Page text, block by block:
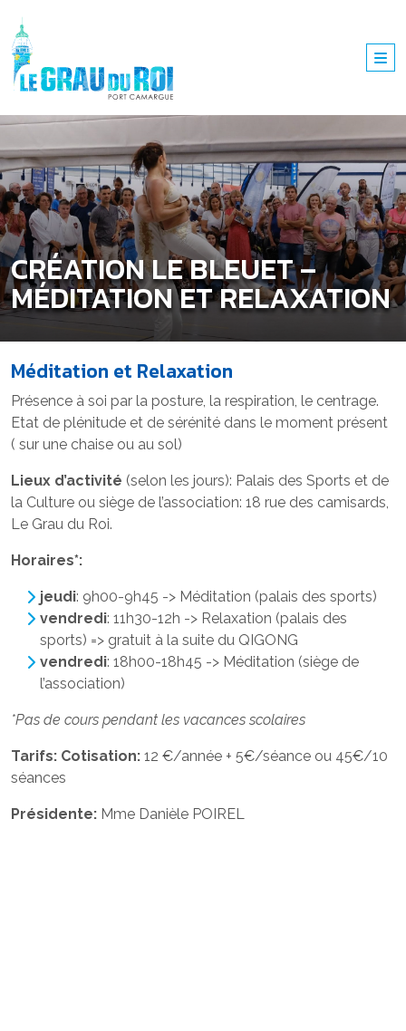
CRÉATION LE BLEUET –
MÉDITATION ET RELAXATION
Méditation et Relaxation
Présence à soi par la posture, la respiration, le centrage.
Etat de plénitude et de sérénité dans le moment présent
( sur une chaise ou au sol)
Lieux d’activité (selon les jours): Palais des Sports et de
la Culture ou siège de l’association: 18 rue des camisards,
Le Grau du Roi.
Horaires*:
jeudi: 9h00-9h45 -> Méditation (palais des sports)
vendredi: 11h30-12h -> Relaxation (palais des
sports) => gratuit à la suite du QIGONG
vendredi: 18h00-18h45 -> Méditation (siège de
l’association)
*Pas de cours pendant les vacances scolaires
Tarifs: Cotisation: 12 €/année + 5€/séance ou 45€/10
séances
Présidente: Mme Danièle POIREL